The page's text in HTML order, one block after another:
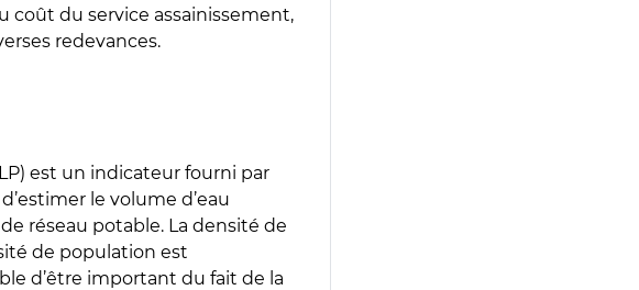
coût du service assainissement,
redevances.
est un indicateur fourni par
le volume d’eau
réseau potable. La densité de
de population est
d’être important du fait de la